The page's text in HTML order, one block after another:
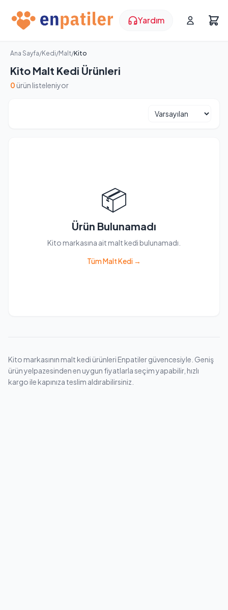
Yardım
Ana Sayfa/Kedi/Malt/Kito
Kito Malt Kedi Ürünleri
0 ürün listeleniyor
📦
Ürün Bulunamadı
Kito markasına ait malt kedi bulunamadı.
Tüm Malt Kedi →
Kito markasının malt kedi ürünleri Enpatiler güvencesiyle. Geniş
ürün yelpazesinden en uygun fiyatlarla seçim yapabilir, hızlı
kargo ile kapınıza teslim aldırabilirsiniz.